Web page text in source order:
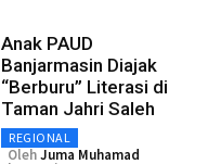
Anak PAUD
Banjarmasin Diajak
“Berburu” Literasi di
Taman Jahri Saleh
REGIONAL
OlehJuma Muhamad